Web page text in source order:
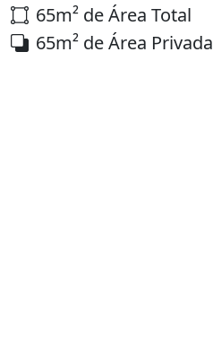
65m² de Área Total
65m² de Área Privada